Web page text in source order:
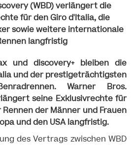
(WBD) verlängert die
für den Giro d'Italia, die
sowie weitere internationale
langfristig
und discovery+ bleiben die
und der prestigeträchtigsten
Warner Bros.
seine Exklusivrechte für
der Männer und Frauen
und den USA langfristig.
des Vertrags zwischen WBD